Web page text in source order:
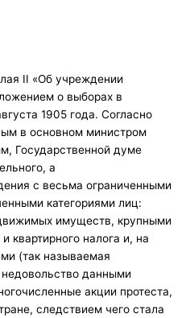
II «Об учреждении
о выборах в
1905 года. Согласно
в основном министром
Государственной думе
а
с весьма ограниченными
категориями лиц:
имуществ, крупными
квартирного налога и, на
(так называемая
данными
акции протеста,
следствием чего стала